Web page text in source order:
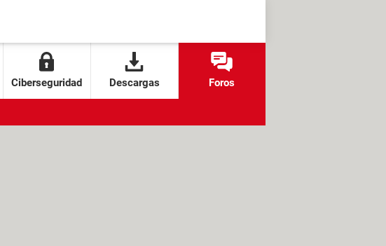
Ciberseguridad Descargas Foros